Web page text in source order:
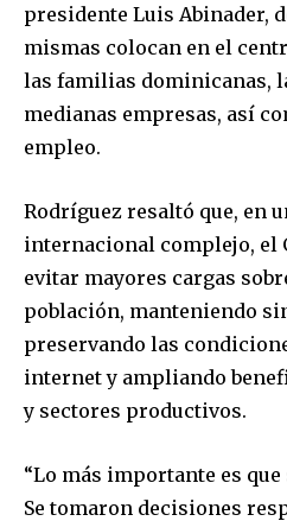
presidente Luis Abinader,
mismas colocan en el
las familias dominicanas,
medianas empresas, así
empleo.
Rodríguez resaltó que, en
internacional complejo, el
evitar mayores cargas
población, manteniendo
preservando las
internet y ampliando
y sectores productivos.
“Lo más importante es
Se tomaron decisiones